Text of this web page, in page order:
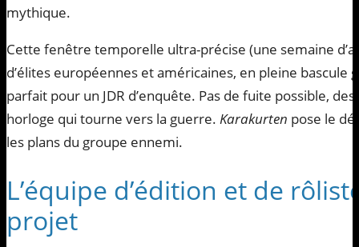
mythique.
Cette fenêtre temporelle ultra-précise (une semaine
d’élites européennes et américaines, en pleine bascule
parfait pour un JDR d’enquête. Pas de fuite possible,
horloge qui tourne vers la guerre. Karakurten pose le
les plans du groupe ennemi.
L’équipe d’édition et de
projet